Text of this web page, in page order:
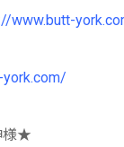
www.butt-
様★